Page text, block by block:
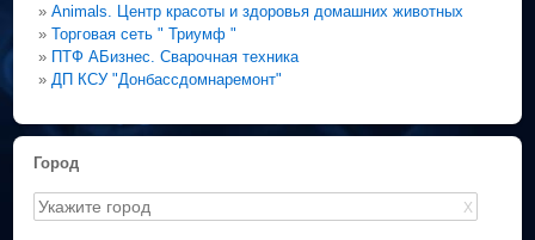
»Animals. Центр красоты и здоровья домашних животных
»Торговая сеть " Триумф "
» ПТФ АБизнес. Сварочная техника
» ДП КСУ "Донбассдомнаремонт"
Город
X